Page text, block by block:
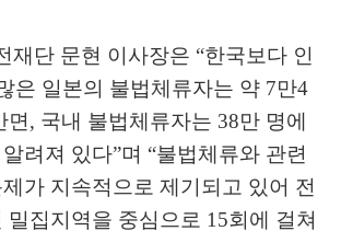
재단 문현 이사장은 “한국보다 인
은 일본의 불법체류자는 약 7만4
면, 국내 불법체류자는 38만 명에
려져 있다”며 “불법체류와 관련
가 지속적으로 제기되고 있어 전
밀집지역을 중심으로 15회에 걸쳐